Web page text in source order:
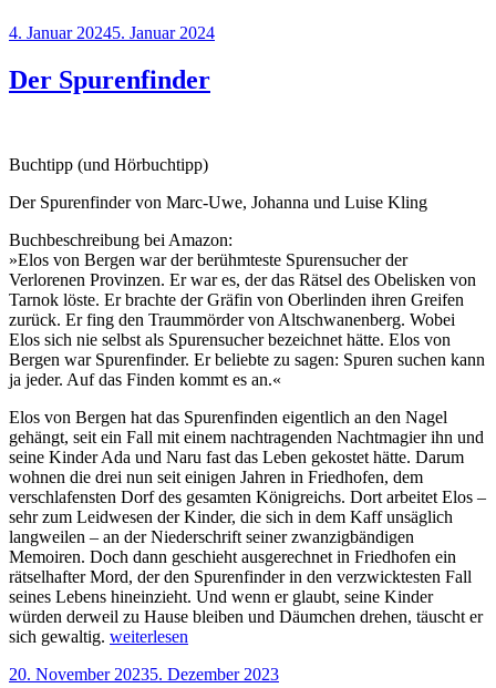
Veröffentlicht
4. Januar 20245. Januar 2024
Der Spurenfinder
Buchtipp (und Hörbuchtipp)
Der Spurenfinder von Marc-Uwe, Johanna und Luise Kling
Buchbeschreibung bei Amazon:
»Elos von Bergen war der berühmteste Spurensucher der
Verlorenen Provinzen. Er war es, der das Rätsel des Obelisken von
Tarnok löste. Er brachte der Gräfin von Oberlinden ihren Greifen
zurück. Er fing den Traummörder von Altschwanenberg. Wobei
Elos sich nie selbst als Spurensucher bezeichnet hätte. Elos von
Bergen war Spurenfinder. Er beliebte zu sagen: Spuren suchen kann
ja jeder. Auf das Finden kommt es an.«
Elos von Bergen hat das Spurenfinden eigentlich an den Nagel
gehängt, seit ein Fall mit einem nachtragenden Nachtmagier ihn und
seine Kinder Ada und Naru fast das Leben gekostet hätte. Darum
wohnen die drei nun seit einigen Jahren in Friedhofen, dem
verschlafensten Dorf des gesamten Königreichs. Dort arbeitet Elos –
sehr zum Leidwesen der Kinder, die sich in dem Kaff unsäglich
langweilen – an der Niederschrift seiner zwanzigbändigen
Memoiren. Doch dann geschieht ausgerechnet in Friedhofen ein
rätselhafter Mord, der den Spurenfinder in den verzwicktesten Fall
seines Lebens hineinzieht. Und wenn er glaubt, seine Kinder
würden derweil zu Hause bleiben und Däumchen drehen, täuscht er
sich gewaltig. „Der
weiterlesen
Veröffentlicht
20. November 20235. Dezember 2023